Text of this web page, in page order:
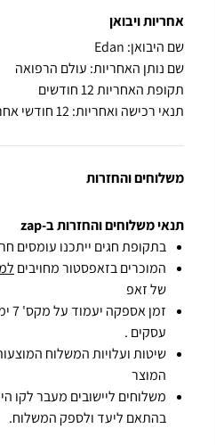
אחריות ויבואן
שם היבואן: Edan
שם נותן האחריות: עולם הרפואה
תקופת האחריות 12 חודשים
תנאי רכישה ואחריות: 12 חודשי אחריות לטיב המוצר
משלוחים והחזרות
תנאי משלוחים והחזרות ב-zap
בתקופת חגים ייתכנו עומסים
המוכרים בזאפסטור מחויבים
של זאפ
זמן אספקה יעמוד על מקס' 7 ימי עסקים מיום הזמנה,
עסקים .
שיטות ועלויות המשלוח
המוצר
משלוחים ליישובים מעבר לקו
בהתאם ליעד ולספק המשלוח.